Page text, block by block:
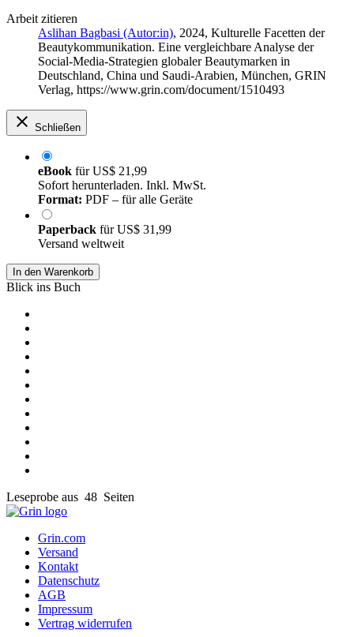
Arbeit zitieren
Aslihan Bagbasi (Autor:in), 2024, Kulturelle Facetten der
Beautykommunikation. Eine vergleichbare Analyse der
Social-Media-Strategien globaler Beautymarken in
Deutschland, China und Saudi-Arabien, München, GRIN
Verlag, https://www.grin.com/document/1510493
Schließen
eBook fürUS$ 21,99
Sofort herunterladen. Inkl. MwSt.
Format: PDF – für alle Geräte
Paperback fürUS$ 31,99
Versand weltweit
In den Warenkorb
Blick ins Buch
Leseprobe aus 48 Seiten
Grin.com
Versand
Kontakt
Datenschutz
AGB
Impressum
Vertrag widerrufen